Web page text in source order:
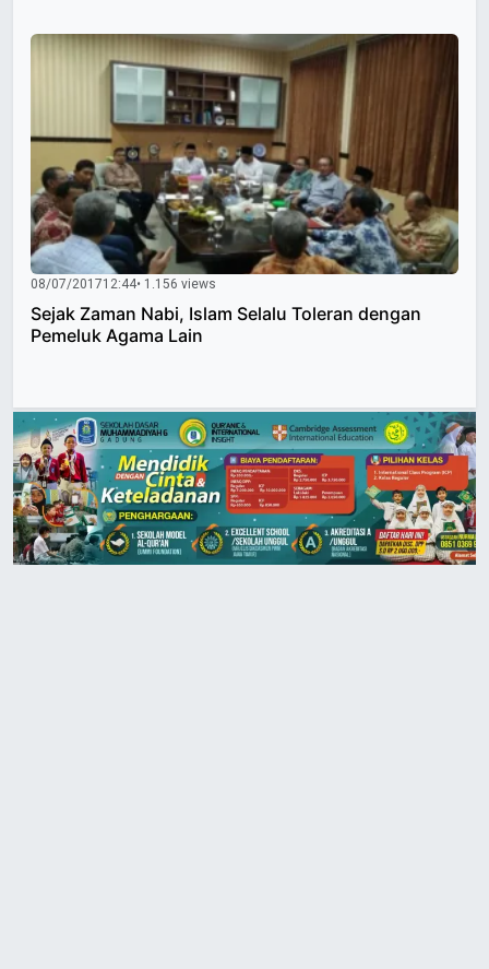
08/07/201712:44• 1.156 views
Sejak Zaman Nabi, Islam Selalu Toleran dengan
Pemeluk Agama Lain